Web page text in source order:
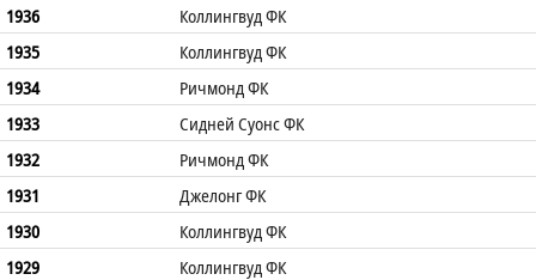
1936
Коллингвуд ФК
1935
Коллингвуд ФК
1934
Ричмонд ФК
1933
Сидней Суонс ФК
1932
Ричмонд ФК
1931
Джелонг ФК
1930
Коллингвуд ФК
1929
Коллингвуд ФК